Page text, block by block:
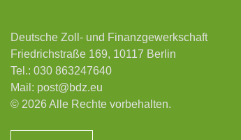
Deutsche Zoll- und Finanzgewerkschaft
Friedrichstraße 169, 10117 Berlin
Tel.: 030 863247640
Mail: post@bdz.eu
© 2026 Alle Rechte vorbehalten.